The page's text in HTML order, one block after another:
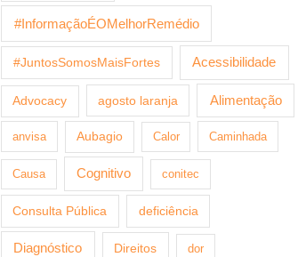
#InformaçãoÉOMelhorRemédio
#JuntosSomosMaisFortes Acessibilidade
Advocacy agosto laranja Alimentação
anvisa Aubagio Calor Caminhada
Causa Cognitivo conitec
Consulta Pública deficiência
Diagnóstico Direitos dor